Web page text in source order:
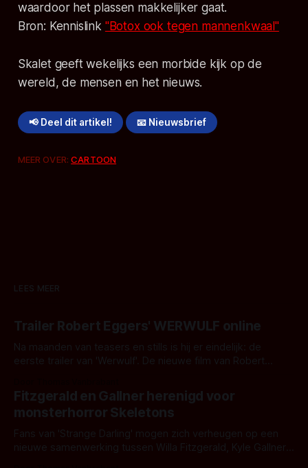
waardoor het plassen makkelijker gaat.
Bron: Kennislink "Botox ook tegen mannenkwaal"
Skalet geeft wekelijks een morbide kijk op de
wereld, de mensen en het nieuws.
📢 Deel dit artikel! 📧 Nieuwsbrief
MEER OVER:CARTOON
LEES MEER
Trailer Robert Eggers' WERWULF online
Na maanden van teasers en stills is hij er eindelijk: de
eerste trailer van 'Werwulf'. De nieuwe film van Robert
kille stijl vol folklore en mythe. Het topic deze keer is (kon
het het al raden?)... de weerwolf. Kijk je mee?
Fitzgerald en Gallner herenigd voor
monsterhorror Skeletons
Fans van 'Strange Darling' mogen zich verheugen op een
nieuwe samenwerking tussen Willa Fitzgerald, Kyle Gallner